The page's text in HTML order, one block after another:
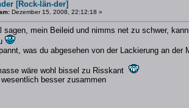
[Rock-län-der]
Dezember 15, 2008, 22:12:18 »
sagen, mein Beileid und nimms net zu schwer,
was du abgesehen von der Lackierung an der
wäre wohl bissel zu Risskant
besser zusammen